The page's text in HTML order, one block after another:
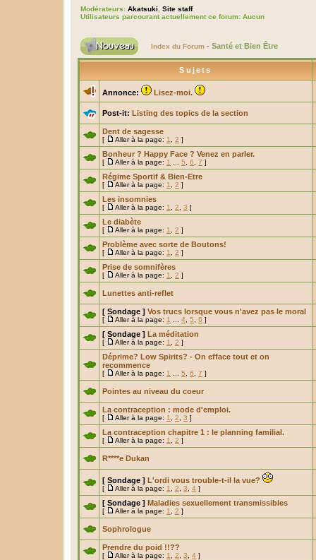
Modérateurs: Akatsuki
Site staff
Utilisateurs parcourant actuellement ce forum: Aucun
Index du Forum - Santé et Bien Être
Sujets
Annonce: Lisez-moi.
Post-it: Listing des topics de la section
Dent de sagesse
[ Aller à la page: 1 2 ]
Bonheur ? Happy Face ? Venez en parler.
[ Aller à la page: 1 5 6 7 ]
Régime Sportif & Bien-Etre
[ Aller à la page: 1 2 ]
Les insomnies
[ Aller à la page: 1 2 3 ]
Le diabète
[ Aller à la page: 1 2 ]
Problème avec sorte de Boutons!
[ Aller à la page: 1 2 ]
Prise de somnifères
[ Aller à la page: 1 2 ]
Lunettes anti-reflet
[ Sondage ] Vos trucs lorsque vous n'avez pas le moral
[ Aller à la page: 1 4 5 6 ]
[ Sondage ] La méditation
[ Aller à la page: 1 2 ]
Déprime? Low Spirits? - On efface tout et on
recommence
[ Aller à la page: 1 5 6 7 ]
Pointes au niveau du coeur
La contraception : mode d'emploi.
[ Aller à la page: 1 2 3 ]
La contraception chapitre 1 : le planning familial.
[ Aller à la page: 1 2 ]
R****e Dukan
[ Sondage ] L'ordi vous trouble-t-il la vue?
[ Aller à la page: 1 2 3 4 ]
[ Sondage ] Maladies sexuellement transmissibles
[ Aller à la page: 1 2 ]
Sophrologue
Prendre du poid !!??
[ Aller à la page: 1 2 3 4 ]